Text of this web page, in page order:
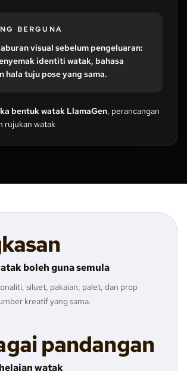
BERGUNA
visual sebelum pengeluaran:
identiti watak, bahasa
hala tuju pose yang sama.
bentuk watak LlamaGen, perancangan
rujukan watak
boleh guna semula
siluet, pakaian, palet, dan prop
kreatif yang sama.
pandangan
watak